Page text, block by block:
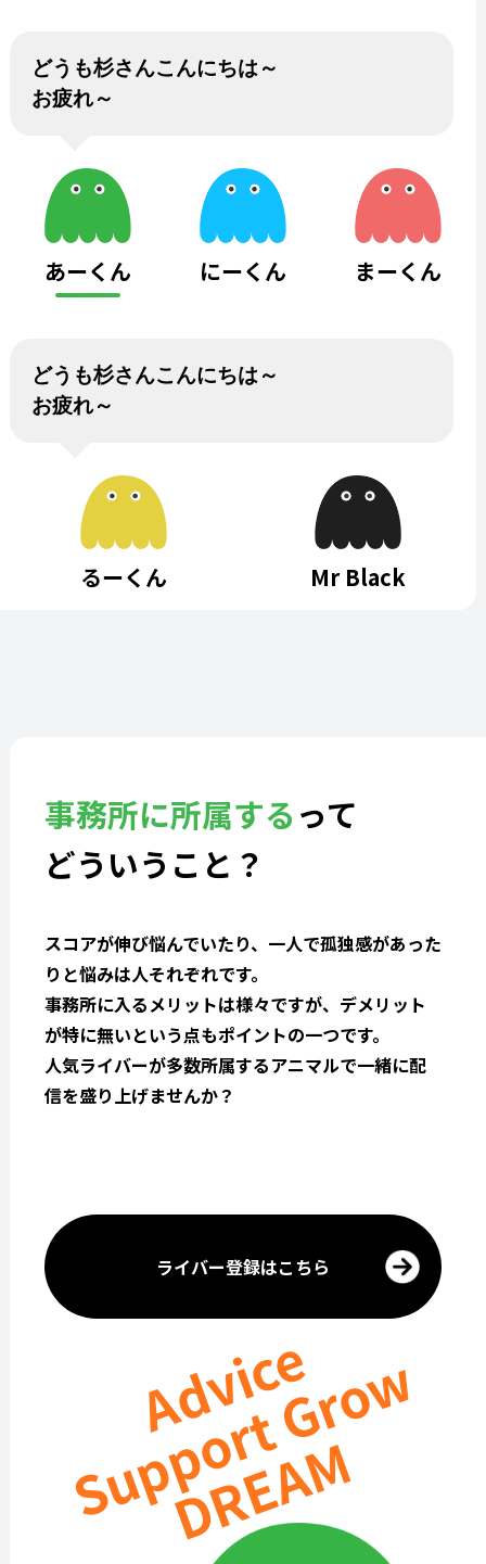
どうも杉さんこんにちは～
お疲れ～
あーくん にーくん まーくん
どうも杉さんこんにちは～
お疲れ～
るーくん Mr Black
事務所に所属するって
どういうこと？
スコアが伸び悩んでいたり、一人で孤独感があった
りと悩みは人それぞれです。
事務所に入るメリットは様々ですが、デメリット
が特に無いという点もポイントの一つです。
人気ライバーが多数所属するアニマルで一緒に配
信を盛り上げませんか？
ライバー登録はこちら
Advice
Support Grow
DREAM